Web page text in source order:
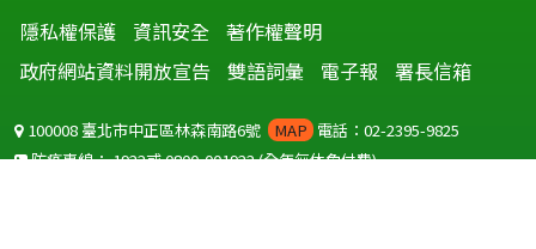
隱私權保護 資訊安全 著作權聲明
政府網站資料開放宣告
雙語詞彙 電子報 署長信箱
100008 臺北市中正區林森南路6號 MAP 電話：02-2395-9825
防疫專線：1922或0800-001922(全年無休免付費)